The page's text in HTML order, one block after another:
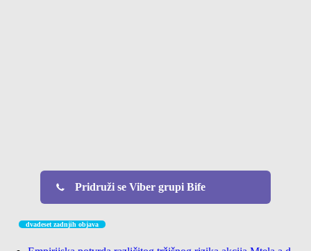
Pridruži se Viber grupi Bife
dvadeset zadnjih objava